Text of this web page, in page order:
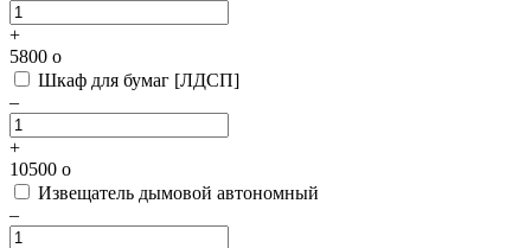
+
5800 o
Шкаф для бумаг [ЛДСП]
–
+
10500 o
Извещатель дымовой автономный
–